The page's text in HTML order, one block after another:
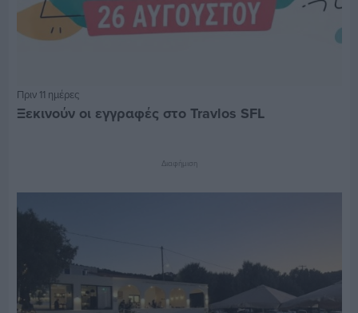
Πριν 11 ημέρες
Ξεκινούν οι εγγραφές στο Travlos SFL
Διαφήμιση